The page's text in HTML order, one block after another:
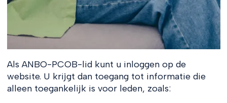
Als ANBO-PCOB-lid kunt u inloggen op de
website. U krijgt dan toegang tot informatie die
alleen toegankelijk is voor leden, zoals: